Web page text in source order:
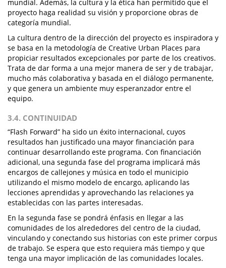
mundial. Además, la cultura y la ética han permitido que el
proyecto haga realidad su visión y proporcione obras de
categoría mundial.
La cultura dentro de la dirección del proyecto es inspiradora y
se basa en la metodología de Creative Urban Places para
propiciar resultados excepcionales por parte de los creativos.
Trata de dar forma a una mejor manera de ser y de trabajar,
mucho más colaborativa y basada en el diálogo permanente,
y que genera un ambiente muy esperanzador entre el
equipo.
3.4. CONTINUIDAD
“Flash Forward” ha sido un éxito internacional, cuyos
resultados han justificado una mayor financiación para
continuar desarrollando este programa. Con financiación
adicional, una segunda fase del programa implicará más
encargos de callejones y música en todo el municipio
utilizando el mismo modelo de encargo, aplicando las
lecciones aprendidas y aprovechando las relaciones ya
establecidas con las partes interesadas.
En la segunda fase se pondrá énfasis en llegar a las
comunidades de los alrededores del centro de la ciudad,
vinculando y conectando sus historias con este primer corpus
de trabajo. Se espera que esto requiera más tiempo y que
tenga una mayor implicación de las comunidades locales.